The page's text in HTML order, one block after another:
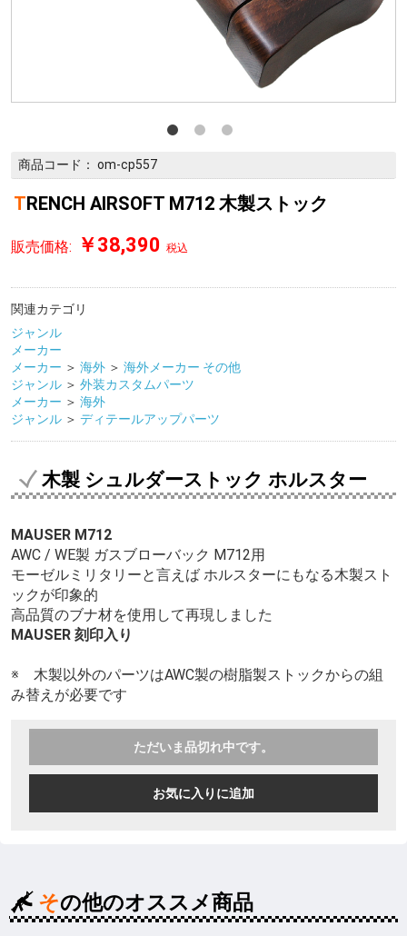
商品コード： om-cp557
TRENCH AIRSOFT M712 木製ストック
販売価格: ￥38,390 税込
関連カテゴリ
ジャンル
メーカー
メーカー ＞ 海外 ＞ 海外メーカー その他
ジャンル ＞ 外装カスタムパーツ
メーカー ＞ 海外
ジャンル ＞ ディテールアップパーツ
木製 シュルダーストック ホルスター
MAUSER M712
AWC / WE製 ガスブローバック M712用
モーゼルミリタリーと言えば ホルスターにもなる木製スト
ックが印象的
高品質のブナ材を使用して再現しました
MAUSER 刻印入り
※ 木製以外のパーツはAWC製の樹脂製ストックからの組
み替えが必要です
ただいま品切れ中です。
お気に入りに追加
その他のオススメ商品